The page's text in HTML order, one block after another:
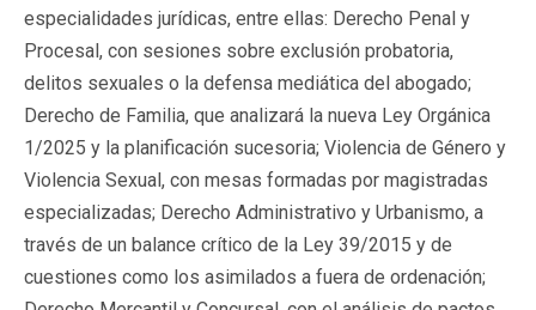
especialidades jurídicas, entre ellas: Derecho Penal y
Procesal, con sesiones sobre exclusión probatoria,
delitos sexuales o la defensa mediática del abogado;
Derecho de Familia, que analizará la nueva Ley Orgánica
1/2025 y la planificación sucesoria; Violencia de Género y
Violencia Sexual, con mesas formadas por magistradas
especializadas; Derecho Administrativo y Urbanismo, a
través de un balance crítico de la Ley 39/2015 y de
cuestiones como los asimilados a fuera de ordenación;